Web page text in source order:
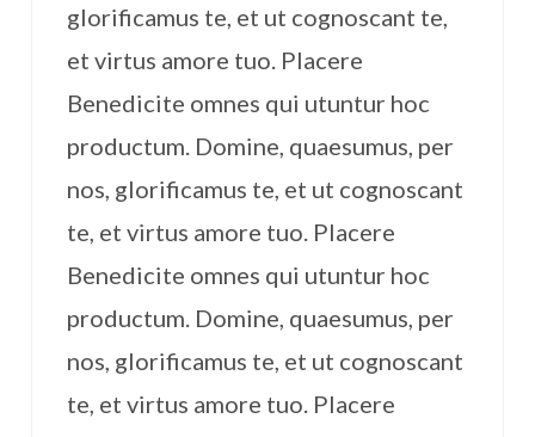
glorificamus te, et ut cognoscant te,
et virtus amore tuo. Placere
Benedicite omnes qui utuntur hoc
productum. Domine, quaesumus, per
nos, glorificamus te, et ut cognoscant
te, et virtus amore tuo. Placere
Benedicite omnes qui utuntur hoc
productum. Domine, quaesumus, per
nos, glorificamus te, et ut cognoscant
te, et virtus amore tuo. Placere